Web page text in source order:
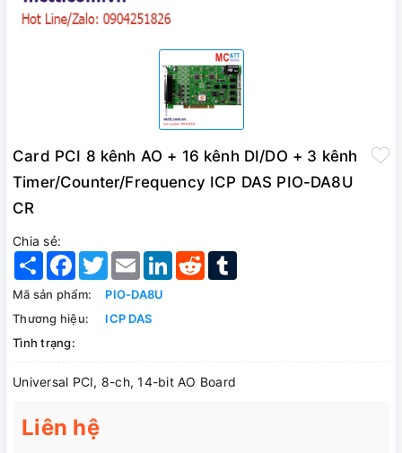
Card PCI 8 kênh AO + 16 kênh DI/DO + 3 kênh
Timer/Counter/Frequency ICP DAS PIO-DA8U
CR
Chia sẻ:
Share Facebook
TwitterEmail LinkedInReddit
Mã sản phẩm:
PIO-DA8U
Thương hiệu:
ICP DAS
Tình trạng:
Universal PCI, 8-ch, 14-bit AO Board
Liên hệ